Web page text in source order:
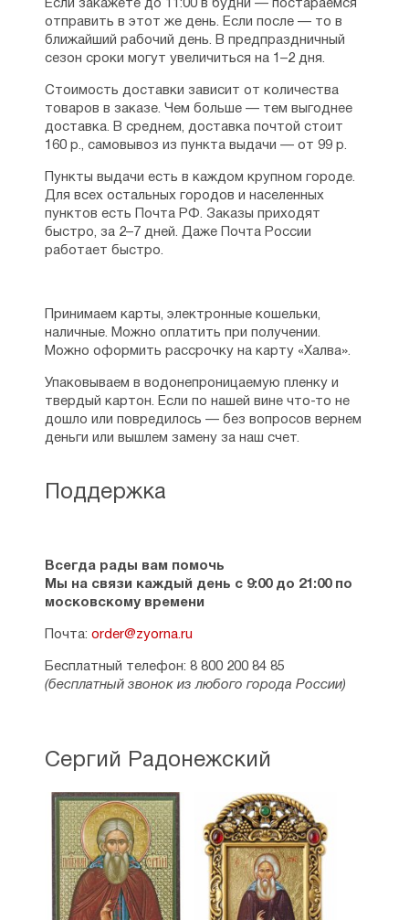
Поддержка
Всегда рады вам помочь
Мы на связи каждый день с 9:00 до 21:00 по
московскому времени
Почта: order@zyorna.ru
Бесплатный телефон: 8 800 200 84 85
(бесплатный звонок из любого города России)
Если закажете до 11:00 в будни — постараемся
отправить в этот же день. Если после — то в
ближайший рабочий день. В предпраздничный
сезон сроки могут увеличиться на 1–2 дня.
Стоимость доставки зависит от количества
товаров в заказе. Чем больше — тем выгоднее
доставка. В среднем, доставка почтой стоит
160 р., самовывоз из пункта выдачи — от 99 р.
Пункты выдачи есть в каждом крупном городе.
Для всех остальных городов и населенных
пунктов есть Почта РФ. Заказы приходят
быстро, за 2–7 дней. Даже Почта России
работает быстро.
Принимаем карты, электронные кошельки,
наличные. Можно оплатить при получении.
Можно оформить рассрочку на карту «Халва».
Упаковываем в водонепроницаемую пленку и
твердый картон. Если по нашей вине что-то не
дошло или повредилось — без вопросов вернем
деньги или вышлем замену за наш счет.
Сергий Радонежский